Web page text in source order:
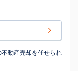
動産売却を任せられ